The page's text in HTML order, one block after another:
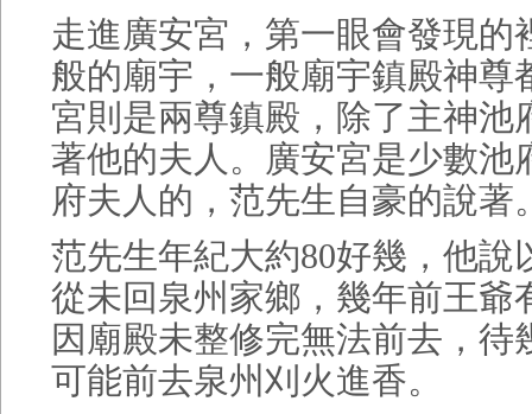
走進廣安宮，第一眼會發現的
般的廟宇，一般廟宇鎮殿神尊
宮則是兩尊鎮殿，除了主神池
著他的夫人。廣安宮是少數池
府夫人的，范先生自豪的說著
范先生年紀大約80好幾，他說
從未回泉州家鄉，幾年前王爺
因廟殿未整修完無法前去，待
可能前去泉州刈火進香。